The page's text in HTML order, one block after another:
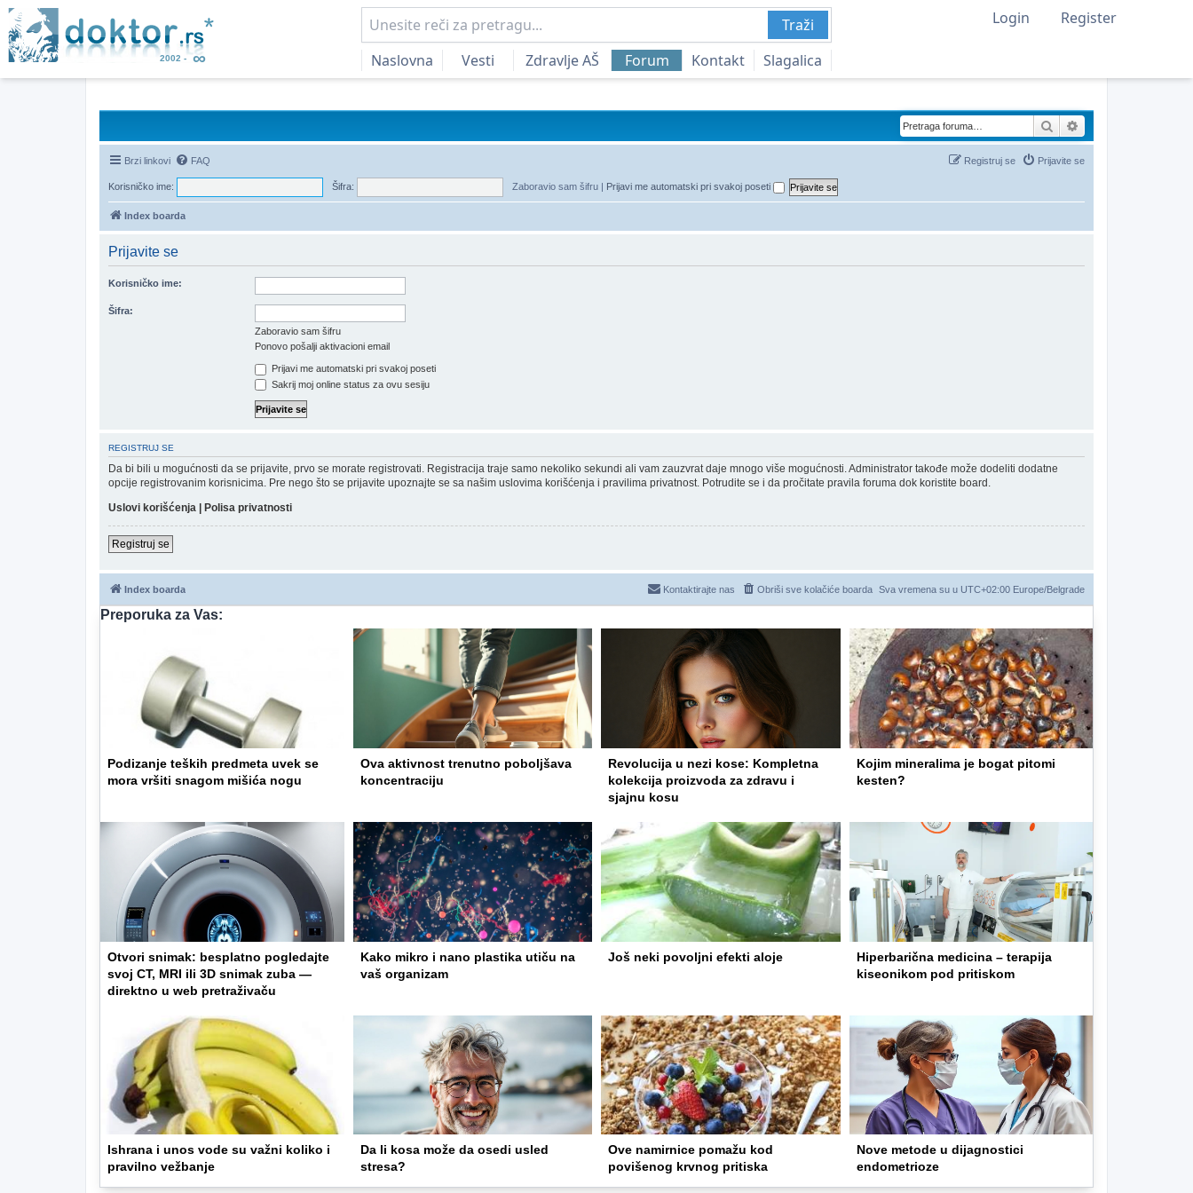
Traži
Naslovna
Vesti Zdravlje AŠ Forum Kontakt Slagalica
Login Register
Pretraga
Brzi linkovi FAQ Prijavite se
Registruj se
Korisničko ime: Šifra: Zaboravio sam šifru | Prijavi me automatski pri svakoj poseti
Index boarda
Prijavite se
Korisničko ime:
Šifra:
Zaboravio sam šifru
Ponovo pošalji aktivacioni email
Prijavi me automatski pri svakoj poseti
Sakrij moj online status za ovu sesiju
REGISTRUJ SE
Da bi bili u mogućnosti da se prijavite, prvo se morate registrovati. Registracija traje samo nekoliko sekundi ali vam zauzvrat daje mnogo više mogućnosti. Administrator takođe može dodeliti dodatne
opcije registrovanim korisnicima. Pre nego što se prijavite upoznajte se sa našim uslovima korišćenja i pravilima privatnost. Potrudite se i da pročitate pravila foruma dok koristite board.
Uslovi korišćenja
Polisa privatnosti
Registruj se
Index boarda Sva vremena su u UTC+02:00 Europe/Belgrade
Obriši sve kolačiće boarda
Kontaktirajte nas
Preporuka za Vas:
Podizanje teških predmeta uvek se
mora vršiti snagom mišića nogu
Ova aktivnost trenutno poboljšava
koncentraciju
Revolucija u nezi kose: Kompletna
kolekcija proizvoda za zdravu i
sjajnu kosu
Kojim mineralima je bogat pitomi
kesten?
Otvori snimak: besplatno pogledajte
svoj CT, MRI ili 3D snimak zuba —
direktno u web pretraživaču
Kako mikro i nano plastika utiču na
vaš organizam
Još neki povoljni efekti aloje
Hiperbarična medicina – terapija
kiseonikom pod pritiskom
Ishrana i unos vode su važni koliko i
pravilno vežbanje
Da li kosa može da osedi usled
stresa?
Ove namirnice pomažu kod
povišenog krvnog pritiska
Nove metode u dijagnostici
endometrioze